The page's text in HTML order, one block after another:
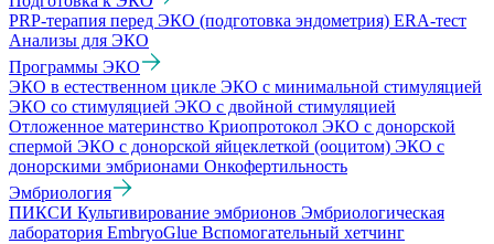
PRP-терапия перед ЭКО (подготовка эндометрия) ERA-тест
Анализы для ЭКО
Программы ЭКО
ЭКО в естественном цикле ЭКО с минимальной стимуляцией
ЭКО со стимуляцией ЭКО с двойной стимуляцией
Отложенное материнство Криопротокол ЭКО с донорской
спермой ЭКО с донорской яйцеклеткой (ооцитом) ЭКО с
донорскими эмбрионами Онкофертильность
Эмбриология
ПИКСИ Культивирование эмбрионов Эмбриологическая
лаборатория EmbryoGlue Вспомогательный хетчинг